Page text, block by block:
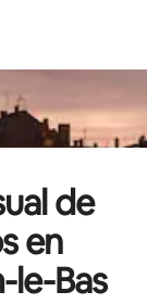
de
en
le-Bas